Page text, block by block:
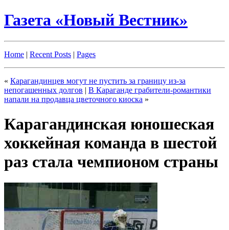
Газета «Новый Вестник»
Home | Recent Posts | Pages
« Карагандинцев могут не пустить за границу из-за
непогашенных долгов | В Караганде грабители-романтики
напали на продавца цветочного киоска »
Карагандинская юношеская
хоккейная команда в шестой
раз стала чемпионом страны